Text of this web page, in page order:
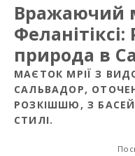
Вражаючий
природа в
МАЄТОК МРІЇ З
САЛЬВАДОР,
РОЗКІШШЮ, З
СТИЛІ.